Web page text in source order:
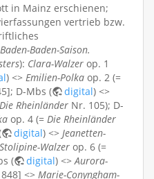
in Mainz erschienen;
vertrieb bzw.
Baden-Baden-Saison.
): Clara-Walzer op. 1
) <> Emilien-Polka op. 2 (=
D-Mbs ( digital) <>
Die Rheinländer Nr. 105); D-
op. 4 (= Die Rheinländer
digital) <> Jeanetten-
Stolipine-Walzer op. 6 (=
(
digital) <> Aurora-
<> Marie-Conyngham-